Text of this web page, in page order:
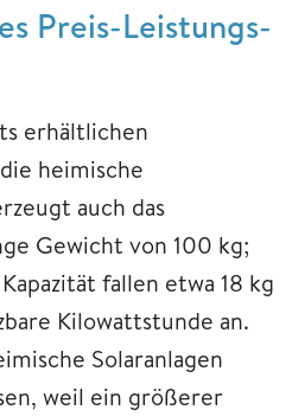
Preis-Leistungs-
erhältlichen
heimische
auch das
Gewicht von 100 kg;
fallen etwa 18 kg
Kilowattstunde an.
Solaranlagen
weil ein größerer